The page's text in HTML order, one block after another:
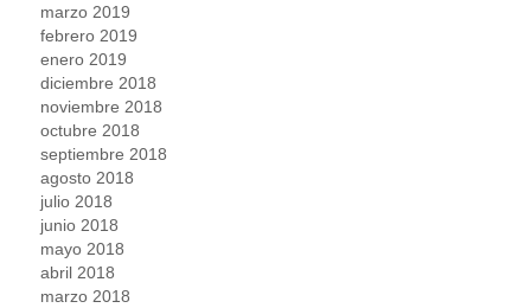
marzo 2019
febrero 2019
enero 2019
diciembre 2018
noviembre 2018
octubre 2018
septiembre 2018
agosto 2018
julio 2018
junio 2018
mayo 2018
abril 2018
marzo 2018